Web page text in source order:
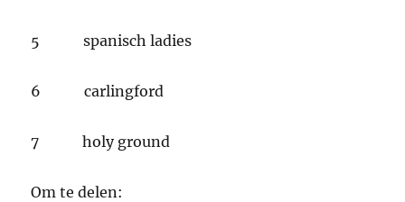
5 spanisch ladies
6 carlingford
7 holy ground
Om te delen: